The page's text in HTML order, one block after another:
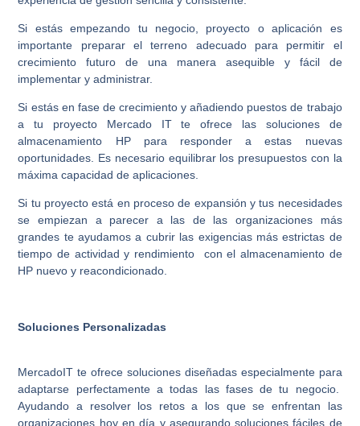
Si estás empezando tu negocio, proyecto o aplicación es
importante preparar el terreno adecuado para permitir el
crecimiento futuro de una manera asequible y fácil de
implementar y administrar.
Si estás en fase de crecimiento y añadiendo puestos de trabajo
a tu proyecto Mercado IT te ofrece las soluciones de
almacenamiento HP para responder a estas nuevas
oportunidades. Es necesario equilibrar los presupuestos con la
máxima capacidad de aplicaciones.
Si tu proyecto está en proceso de expansión y tus necesidades
se empiezan a parecer a las de las organizaciones más
grandes te ayudamos a cubrir las exigencias más estrictas de
tiempo de actividad y rendimiento con el almacenamiento de
HP nuevo y reacondicionado.
Soluciones Personalizadas
MercadoIT te ofrece soluciones diseñadas especialmente para
adaptarse perfectamente a todas las fases de tu negocio.
Ayudando a resolver los retos a los que se enfrentan las
organizaciones hoy en día y asegurando soluciones fáciles de